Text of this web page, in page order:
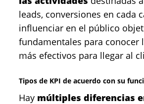
leads, conversiones en cada
influenciar en el público
fundamentales para conocer
más efectivos para llegar al
Tipos de KPI de acuerdo con su
Hay múltiples diferencias